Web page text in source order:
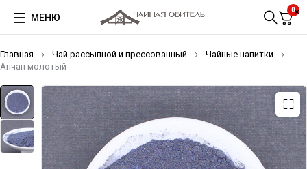
МЕНЮ
0
Главная Чай рассыпной и прессованный
Чайные напитки
Анчан молотый